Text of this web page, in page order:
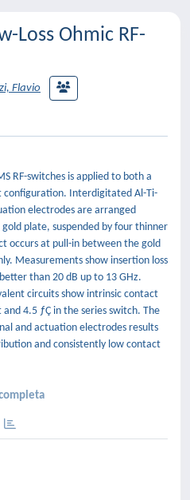
Loss Ohmic RF-
Flavio
RF-switches is applied to both a
configuration. Interdigitated Al-Ti-
electrodes are arranged
plate, suspended by four thinner
occurs at pull-in between the gold
Measurements show insertion loss
than 20 dB up to 13 GHz.
circuits show intrinsic contact
4.5 ƒÇ in the series switch. The
and actuation electrodes results
and consistently low contact